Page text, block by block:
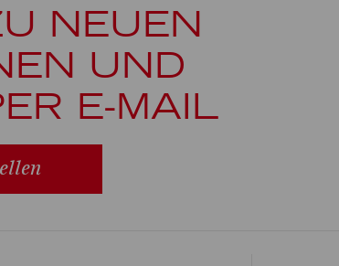
NEUEN
UND
E-MAIL